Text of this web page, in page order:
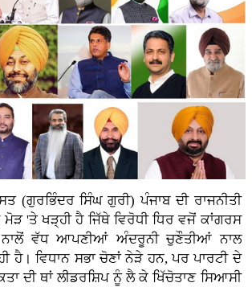
(ਗੁਰਭਿੰਦਰ ਸਿੰਘ ਗੁਰੀ)ਪੰਜਾਬ ਦੀ ਰਾਜਨੀਤੀ
'ਤੇ ਖੜ੍ਹੀ ਹੈ ਜਿੱਥੇ ਵਿਰੋਧੀ ਧਿਰ ਵਜੋਂ ਕਾਂਗਰਸ
ਵੱਧ ਆਪਣੀਆਂ ਅੰਦਰੂਨੀ ਚੁਣੌਤੀਆਂ ਨਾਲ
ਹੈ। ਵਿਧਾਨ ਸਭਾ ਚੋਣਾਂ ਨੇੜੇ ਹਨ, ਪਰ ਪਾਰਟੀ ਦੇ
ਦੀ ਥਾਂ ਲੀਡਰਸ਼ਿਪ ਨੂੰ ਲੈ ਕੇ ਖਿੱਚੋਤਾਣ ਸਿਆਸੀ